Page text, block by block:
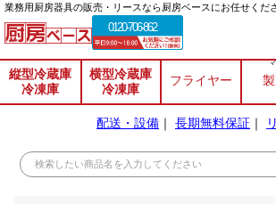
業務⽤厨房器具の販売・リースなら厨房ベースにお任せくだ
0120-706-862
縦型冷蔵庫
冷凍庫
横型冷蔵庫
冷凍庫
フライヤー
配送・設備 ｜ 長期無料保証 ｜